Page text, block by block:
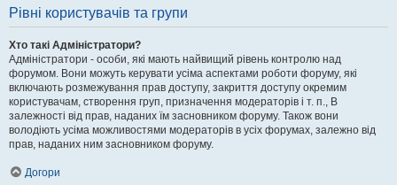
Рівні користувачів та групи
Хто такі Адміністратори?
Адміністратори - особи, які мають найвищий рівень контролю над
форумом. Вони можуть керувати усіма аспектами роботи форуму, які
включають розмежування прав доступу, закриття доступу окремим
користувачам, створення груп, призначення модераторів і т. п., В
залежності від прав, наданих їм засновником форуму. Також вони
володіють усіма можливостями модераторів в усіх форумах, залежно від
прав, наданих ним засновником форуму.
Догори